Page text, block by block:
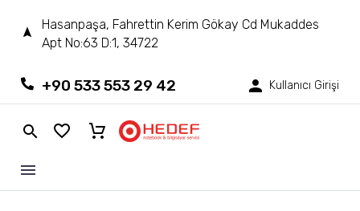
Hasanpaşa, Fahrettin Kerim Gökay Cd Mukaddes
Apt No:63 D:1, 34722
+90 533 553 29 42 Kullanıcı Girişi